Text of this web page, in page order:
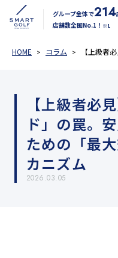
グループ全体で214
店舗数全国No.1！ ※1
HOME コラム
【上級者必
ド」の罠。
ための「最
カニズム
2026.03.05